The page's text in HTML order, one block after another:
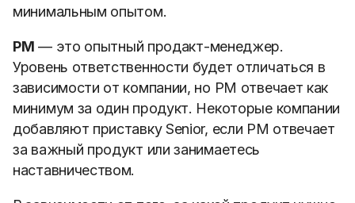
минимальным опытом.
PM — это опытный продакт-менеджер.
Уровень ответственности будет отличаться в
зависимости от компании, но PM отвечает как
минимум за один продукт. Некоторые компании
добавляют приставку Senior, если PM отвечает
за важный продукт или занимаетесь
наставничеством.